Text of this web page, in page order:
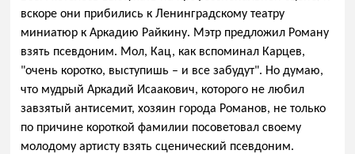
вскоре они прибились к Ленинградскому театру
миниатюр к Аркадию Райкину. Мэтр предложил Роману
взять псевдоним. Мол, Кац, как вспоминал Карцев,
"очень коротко, выступишь – и все забудут". Но думаю,
что мудрый Аркадий Исаакович, которого не любил
завзятый антисемит, хозяин города Романов, не только
по причине короткой фамилии посоветовал своему
молодому артисту взять сценический псевдоним.